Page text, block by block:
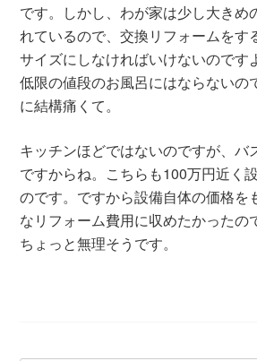
です。しかし、わが家は少し大きめ
れているので、交換リフォームをす
サイズにしなければいけないのです
低限の値段のお風呂にはならないの
に結構痛くて。
キッチンほどではないのですが、バ
ですからね。こちらも100万円近く
のです。ですから設備自体の価格を
なリフォーム費用に収めたかったの
ちょっと無理そうです。